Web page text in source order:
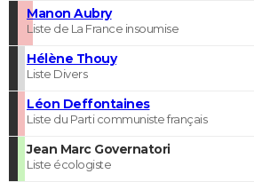
Manon Aubry
Liste de La France insoumise
Hélène Thouy
Liste Divers
Léon Deffontaines
Liste du Parti communiste français
Jean Marc Governatori
Liste écologiste